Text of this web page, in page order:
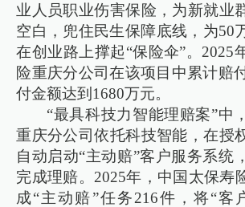
业人员职业伤害保险，为新就业
空白，兜住民生保障底线，为50
在创业路上撑起“保险伞”。2025
险重庆分公司在该项目中累计赔
付金额达到1680万元。
“最具科技力智能理赔案”中
重庆分公司依托科技智能，在授
自动启动“主动赔”客户服务系统
完成理赔。2025年，中国太保寿
成“主动赔”任务216件，将“客